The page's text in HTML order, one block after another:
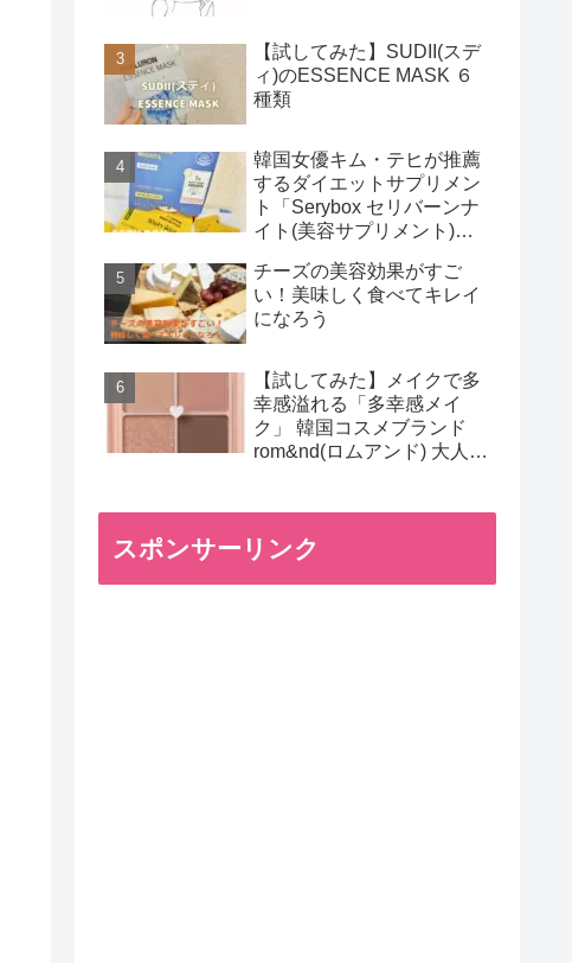
【試してみた】SUDII(スデ
ィ)のESSENCE MASK ６
種類
韓国女優キム・テヒが推薦
するダイエットサプリメン
ト「Serybox セリバーンナ
イト(美容サプリメント)」
チーズの美容効果がすご
い！美味しく食べてキレイ
になろう
【試してみた】メイクで多
幸感溢れる「多幸感メイ
ク」 韓国コスメブランド
rom&nd(ロムアンド) 大人気
スポンサーリンク